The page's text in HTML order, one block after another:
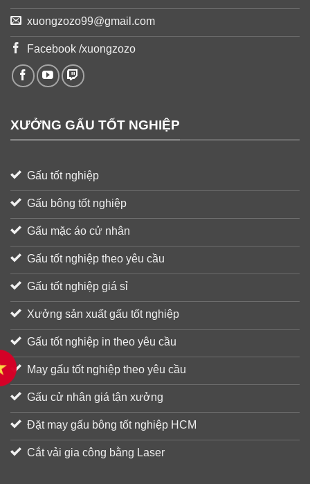
xuongzozo99@gmail.com
Facebook /xuongzozo
XƯỞNG GẤU TỐT NGHIỆP
Gấu tốt nghiệp
Gấu bông tốt nghiệp
Gấu mặc áo cử nhân
Gấu tốt nghiệp theo yêu cầu
Gấu tốt nghiệp giá sỉ
Xưởng sản xuất gấu tốt nghiệp
Gấu tốt nghiệp in theo yêu cầu
May gấu tốt nghiệp theo yêu cầu
Gấu cử nhân giá tận xưởng
Đặt may gấu bông tốt nghiệp HCM
Cắt vải gia công bằng Laser